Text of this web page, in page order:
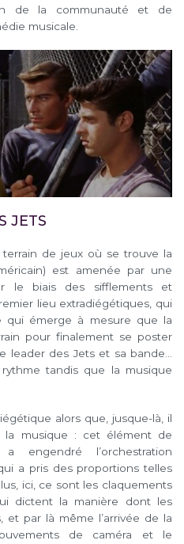
de la communauté et de
musicale.
JETS
terrain de jeux où se trouve la
est amenée par une
le biais des sifflements et
lieu extradiégétiques, qui
qui émerge à mesure que la
pour finalement se poster
leader des Jets et sa bande…
tandis que la musique
alors que, jusque-là, il
la musique : cet élément de
engendré l’orchestration
a pris des proportions telles
ici, ce sont les claquements
dictent la manière dont les
et par là même l’arrivée de la
de caméra et le